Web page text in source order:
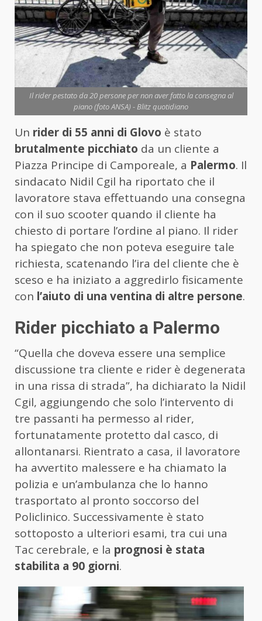
Il rider pestato da 20 persone per non aver fatto la consegna al
piano (foto ANSA) - Blitz quotidiano
Un rider di 55 anni di Glovo è stato
brutalmente picchiato da un cliente a
Piazza Principe di Camporeale, a Palermo. Il
sindacato Nidil Cgil ha riportato che il
lavoratore stava effettuando una consegna
con il suo scooter quando il cliente ha
chiesto di portare l’ordine al piano. Il rider
ha spiegato che non poteva eseguire tale
richiesta, scatenando l’ira del cliente che è
sceso e ha iniziato a aggredirlo fisicamente
con l’aiuto di una ventina di altre persone.
Rider picchiato a Palermo
“Quella che doveva essere una semplice
discussione tra cliente e rider è degenerata
in una rissa di strada”, ha dichiarato la Nidil
Cgil, aggiungendo che solo l’intervento di
tre passanti ha permesso al rider,
fortunatamente protetto dal casco, di
allontanarsi. Rientrato a casa, il lavoratore
ha avvertito malessere e ha chiamato la
polizia e un’ambulanza che lo hanno
trasportato al pronto soccorso del
Policlinico. Successivamente è stato
sottoposto a ulteriori esami, tra cui una
Tac cerebrale, e la prognosi è stata
stabilita a 90 giorni.